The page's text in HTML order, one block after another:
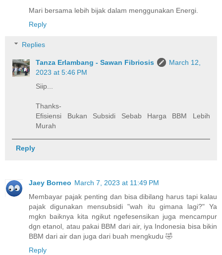
Mari bersama lebih bijak dalam menggunakan Energi.
Reply
Replies
Tanza Erlambang - Sawan Fibriosis
March 12,
2023 at 5:46 PM
Siip...
Thanks-
Efisiensi Bukan Subsidi Sebab Harga BBM Lebih
Murah
Reply
Jaey Borneo March 7, 2023 at 11:49 PM
Membayar pajak penting dan bisa dibilang harus tapi kalau
pajak digunakan mensubsidi "wah itu gimana lagi?" Ya
mgkn baiknya kita ngikut ngefesensikan juga mencampur
dgn etanol, atau pakai BBM dari air, iya Indonesia bisa bikin
BBM dari air dan juga dari buah mengkudu 🤣
Reply